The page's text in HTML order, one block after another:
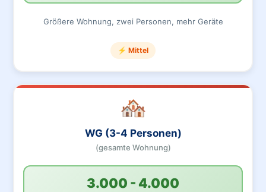
Größere Wohnung, zwei Personen, mehr Geräte
⚡ Mittel
🏘️
WG (3-4 Personen)
(gesamte Wohnung)
3.000 - 4.000